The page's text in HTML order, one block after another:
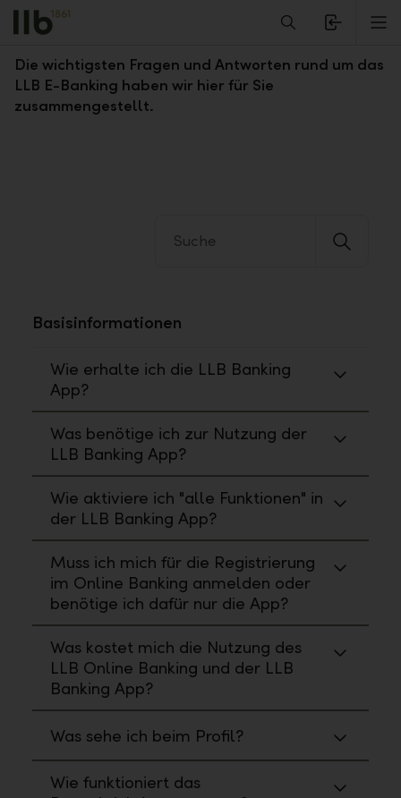
Alerts.Headline
Fragen und Antworten zum LLB E-Banking
Die wichtigsten Fragen und Antworten rund um das
LLB E-Banking haben wir hier für Sie
zusammengestellt.
Basisinformationen
Wie erhalte ich die LLB Banking
App?
Was benötige ich zur Nutzung der
LLB Banking App?
Wie aktiviere ich "alle Funktionen" in
der LLB Banking App?
Muss ich mich für die Registrierung
im Online Banking anmelden oder
benötige ich dafür nur die App?
Was kostet mich die Nutzung des
LLB Online Banking und der LLB
Banking App?
Was sehe ich beim Profil?
Wie funktioniert das